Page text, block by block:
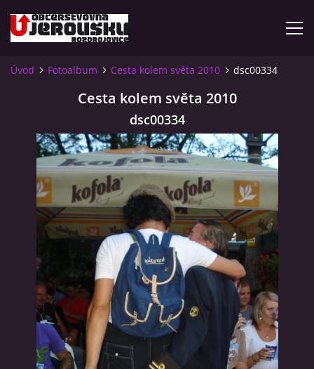
VIDLÁCKÝ VÍCEBOJ 2023 - VIDEO
OTEVÍRACÍ DOBA
VIDLÁCKÝ VÍCEBOJ 2020 - ČLÁNEK Z ROZDROJOVICKÉ
DRBNY 4/2020
VIDLÁCKÝ VÍCEBOJ 2020 - VIDEO
CO SI U NÁS DÁTE?
Úvod Fotoalbum Cesta kolem světa 2010 dsc00334
Cesta kolem světa 2010
dsc00334